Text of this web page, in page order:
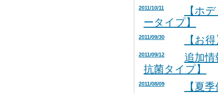
2011/10/11
【ホ
ータイプ】
2011/09/30 【お
2011/09/12
追加
抗菌タイプ】
2011/08/09 【夏